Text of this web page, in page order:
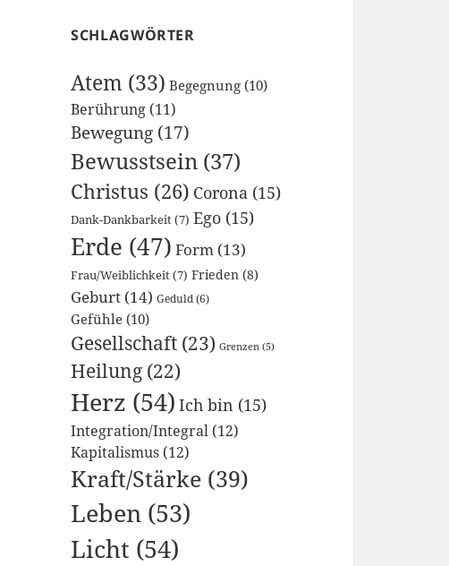
SCHLAGWÖRTER
Atem (33) Begegnung (10)
Berührung (11)
Bewegung (17)
Bewusstsein (37)
Christus (26) Corona (15)
Dank-Dankbarkeit(7) Ego (15)
Erde (47) Form (13)
Frau/Weiblichkeit(7) Frieden (8)
Geburt (14) Geduld (6)
Gefühle (10)
Gesellschaft (23) Grenzen (5)
Heilung (22)
Herz (54) Ich bin (15)
Integration/Integral (12)
Kapitalismus (12)
Kraft/Stärke (39)
Leben (53)
Licht (54)